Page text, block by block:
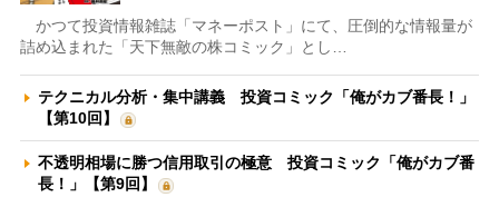
かつて投資情報雑誌「マネーポスト」にて、圧倒的な情報量が
詰め込まれた「天下無敵の株コミック」とし…
テクニカル分析・集中講義 投資コミック「俺がカブ番長！」
【第10回】
不透明相場に勝つ信用取引の極意 投資コミック「俺がカブ番
長！」【第9回】